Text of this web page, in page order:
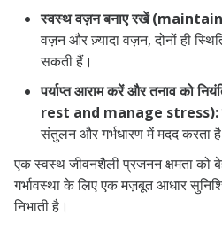
स्वस्थ वज़न बनाए रखें
वज़न और ज़्यादा वज़न, दोनों ही
सकती हैं।
पर्याप्त आराम करें और तनाव को
rest and manage stress):
संतुलन और गर्भधारण में मदद करता
एक स्वस्थ जीवनशैली प्रजनन क्षमता
गर्भावस्था के लिए एक मज़बूत आधार
निभाती है।